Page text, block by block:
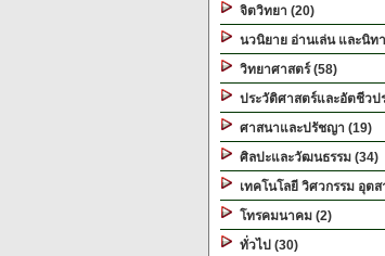
จิตวิทยา (20)
นวนิยาย อ่านเล่น และนิท
วิทยาศาสตร์ (58)
ประวัติศาสตร์และอัตชีวป
ศาสนาและปรัชญา (19)
ศิลปะและวัฒนธรรม (34)
เทคโนโลยี วิศวกรรม อุต
โทรคมนาคม (2)
ทั่วไป (30)